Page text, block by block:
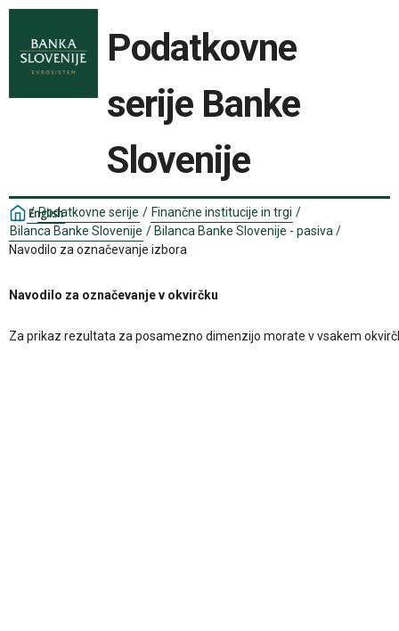
Podatkovne
serije Banke
Slovenije
English
/ Podatkovne serije / Finančne institucije in trgi /
Bilanca Banke Slovenije / Bilanca Banke Slovenije - pasiva/
Navodilo za označevanje izbora
Navodilo za označevanje v okvirčku
Za prikaz rezultata za posamezno dimenzijo morate v vsakem